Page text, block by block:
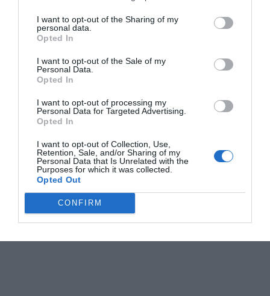
I want to opt-out of the Sharing of my
personal data.
Opted In
I want to opt-out of the Sale of my
Personal Data.
Opted In
I want to opt-out of processing my
Personal Data for Targeted Advertising.
Opted In
I want to opt-out of Collection, Use,
Retention, Sale, and/or Sharing of my
Personal Data that Is Unrelated with the
Purposes for which it was collected.
Opted Out
CONFIRM